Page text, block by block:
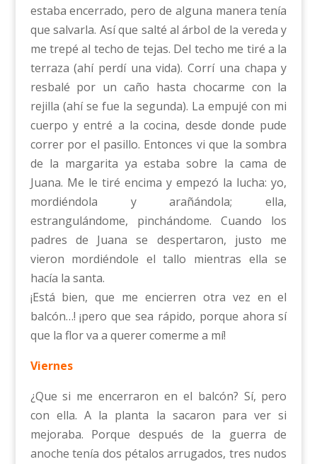
estaba encerrado, pero de alguna manera tenía
que salvarla. Así que salté al árbol de la vereda y
me trepé al techo de tejas. Del techo me tiré a la
terraza (ahí perdí una vida). Corrí una chapa y
resbalé por un caño hasta chocarme con la
rejilla (ahí se fue la segunda). La empujé con mi
cuerpo y entré a la cocina, desde donde pude
correr por el pasillo. Entonces vi que la sombra
de la margarita ya estaba sobre la cama de
Juana. Me le tiré encima y empezó la lucha: yo,
mordiéndola y arañándola; ella,
estrangulándome, pinchándome. Cuando los
padres de Juana se despertaron, justo me
vieron mordiéndole el tallo mientras ella se
hacía la santa.
¡Está bien, que me encierren otra vez en el
balcón…! ¡pero que sea rápido, porque ahora sí
que la flor va a querer comerme a mí!
Viernes
¿Que si me encerraron en el balcón? Sí, pero
con ella. A la planta la sacaron para ver si
mejoraba. Porque después de la guerra de
anoche tenía dos pétalos arrugados, tres nudos